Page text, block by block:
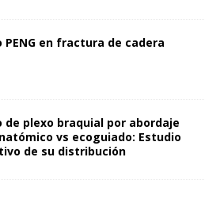
PENG en fractura de cadera
de plexo braquial por abordaje
vs ecoguiado: Estudio
de su distribución